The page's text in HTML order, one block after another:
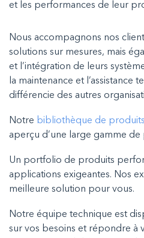
et les performances de leur
Nous accompagnons nos
solutions sur mesures, mais
et l’intégration de leurs
la maintenance et l’assistance
différencie des autres
Notre bibliothèque de
aperçu d’une large gamme
Un portfolio de produits
applications exigeantes. Nos
meilleure solution pour vous.
Notre équipe technique est
sur vos besoins et répondre à